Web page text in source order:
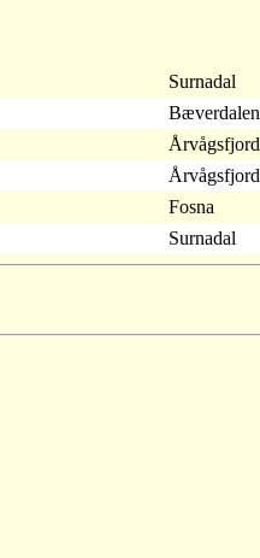
Surnadal
Bæverdalen
Årvågsfjord
Årvågsfjord
Fosna
Surnadal